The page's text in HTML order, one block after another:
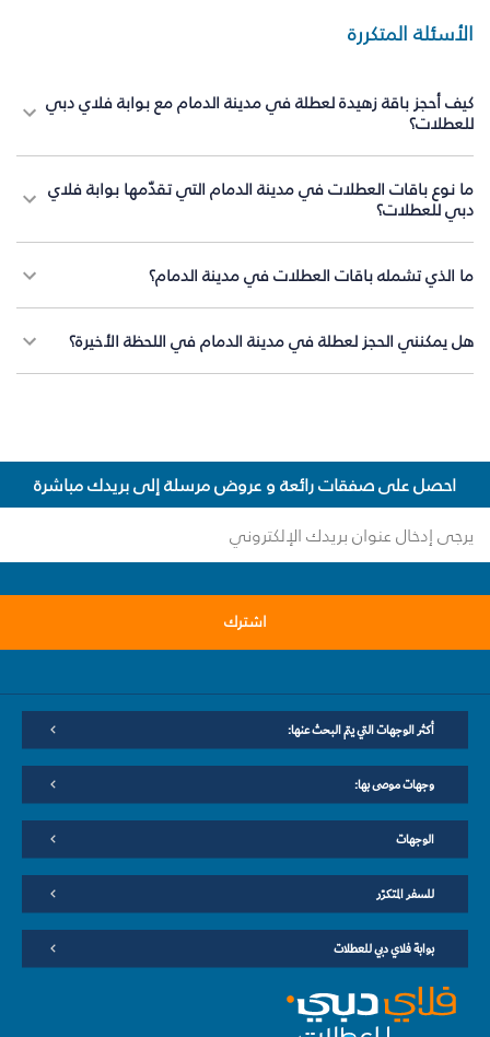
الأسئلة المتكررة
كيف أحجز باقة زهيدة لعطلة في مدينة الدمام مع بوابة فلاي دبي
للعطلات؟
ما نوع باقات العطلات في مدينة الدمام التي تقدّمها بوابة فلاي
دبي للعطلات؟
ما الذي تشمله باقات العطلات في مدينة الدمام؟
هل يمكنني الحجز لعطلة في مدينة الدمام في اللحظة الأخيرة؟
احصل على صفقات رائعة و عروض مرسلة إلى بريدك مباشرة
اشترك
أكثر الوجهات التي يتم البحث عنها:
وجهات موصى بها:
الوجهات
للسفر المتكرّر
بوابة فلاي دبي للعطلات